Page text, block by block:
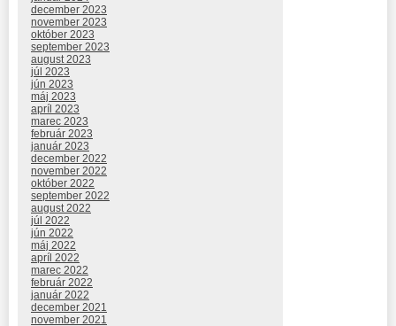
december 2023
november 2023
október 2023
september 2023
august 2023
júl 2023
jún 2023
máj 2023
apríl 2023
marec 2023
február 2023
január 2023
december 2022
november 2022
október 2022
september 2022
august 2022
júl 2022
jún 2022
máj 2022
apríl 2022
marec 2022
február 2022
január 2022
december 2021
november 2021